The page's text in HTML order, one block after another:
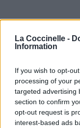
La Coccinelle -
Information
If you wish to opt-
processing of your
targeted advertising
section to confirm
opt-out request is
interest-based ads
Pour
Télécharger
Télécharger
Trouver des
Trouver un
meilleur prix sur